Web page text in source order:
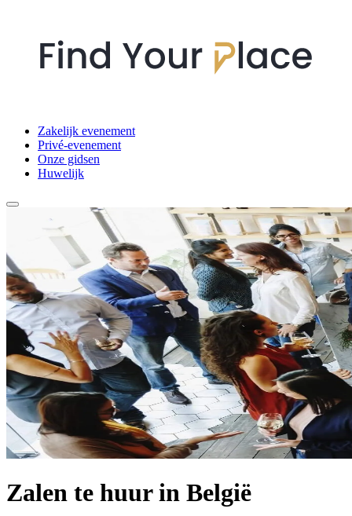
Zakelijk evenement
Privé-evenement
Onze gidsen
Huwelijk
Zalen te huur in België